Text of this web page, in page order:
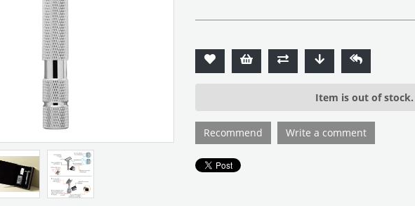
Item is out of stock.
Recommend Write a comment